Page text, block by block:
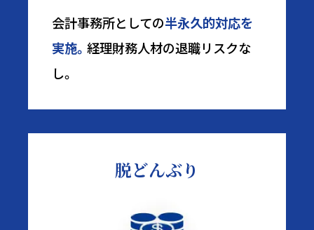
会計事務所としての半永久的対応を
実施。経理財務人材の退職リスクな
し。
脱どんぶり